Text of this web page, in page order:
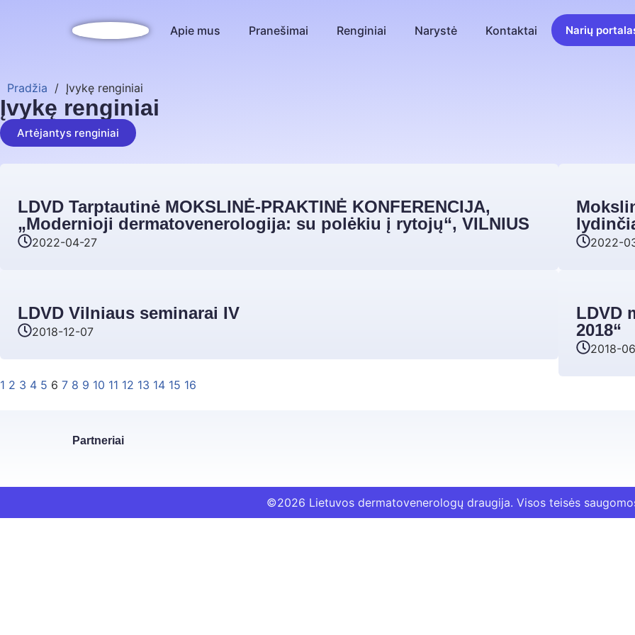
Apie mus Pranešimai Renginiai Narystė Kontaktai Narių
Pradžia / Įvykę renginiai
Įvykę renginiai
Artėjantys renginiai
LDVD Tarptautinė MOKSLINĖ-PRAKTINĖ KONFERENCIJA,
„Modernioji dermatovenerologija: su polėkiu į rytojų“, VILNIUS
2022-04-27 2022-
LDVD Vilniaus seminarai IV
2018-12-07
LDVD
2018“
2018-
1 2 3 4 5 6 7 8 9 10 11 12 13 14 15 16
Partneriai
©2026 Lietuvos dermatovenerologų draugija. Visos teisės